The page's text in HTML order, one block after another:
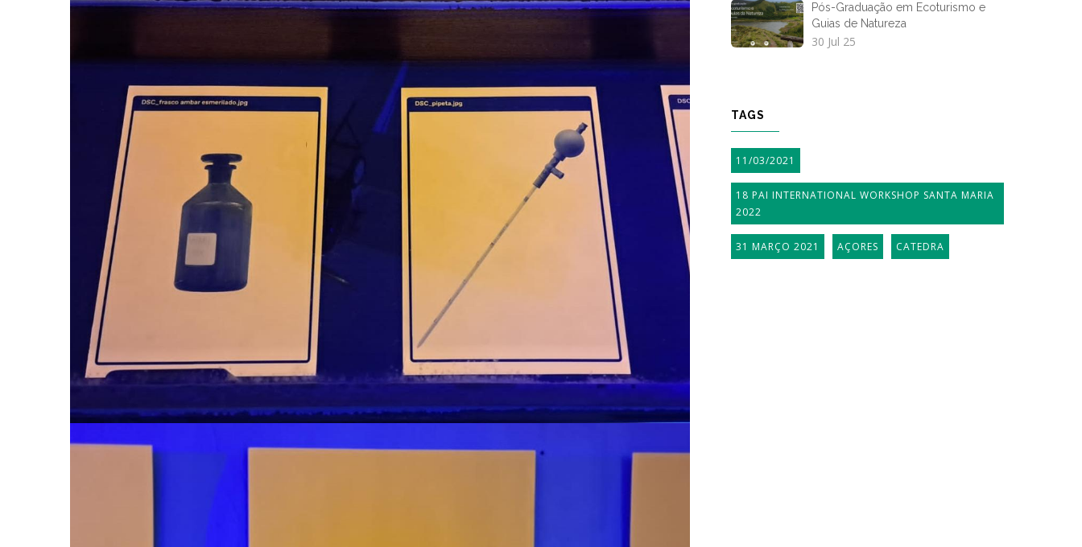
Pós-Graduação em Ecoturismo e
Guias de Natureza
30 Jul 25
TAGS
11/03/2021
18 PAI INTERNATIONAL WORKSHOP SANTA MARIA
2022
31 MARÇO 2021 AÇORES CATEDRA